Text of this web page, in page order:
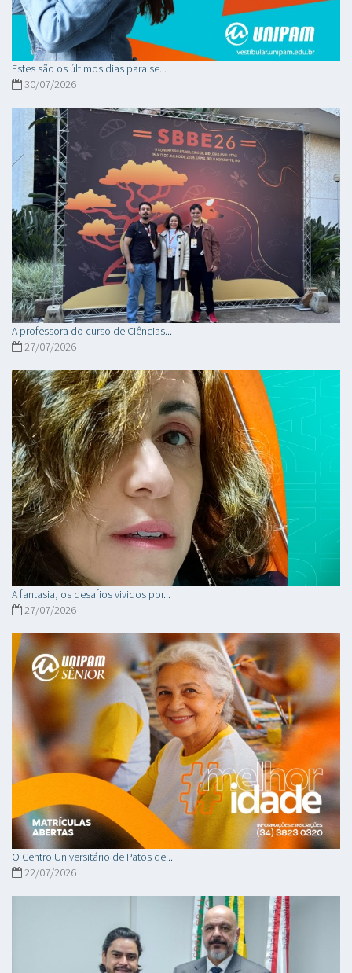
Estes são os últimos dias para se...
30/07/2026
A professora do curso de Ciências...
27/07/2026
A fantasia, os desafios vividos por...
27/07/2026
O Centro Universitário de Patos de...
22/07/2026